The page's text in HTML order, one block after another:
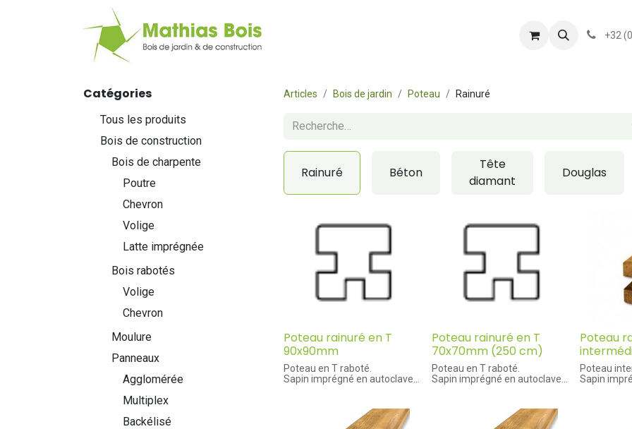
+32
Catégories
Tous les produits
Bois de construction
Bois de charpente
Poutre
Chevron
Volige
Latte imprégnée
Bois rabotés
Volige
Chevron
Moulure
Panneaux
Agglomérée
Multiplex
Backélisé
Articles Bois de jardin Poteau Rainuré
Rainuré Béton
Tête
diamant
Douglas
Poteau rainuré en T
90x90mm
Poteau en T raboté.
Sapin imprégné en autoclave
Poteau rainuré en T
70x70mm (250 cm)
Poteau en T raboté.
Sapin imprégné en autoclave
Poteau
Poteau
Sapin